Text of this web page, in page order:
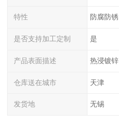
特性 防腐防锈
是否支持加工定制 是
产品表面描述 热浸镀锌
仓库送在城市 天津
发货地 无锡